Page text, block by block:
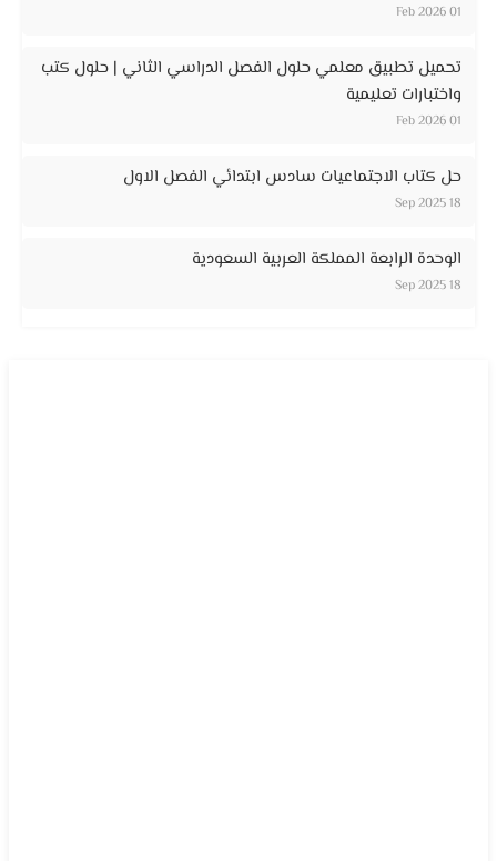
01 Feb 2026
تحميل تطبيق معلمي حلول الفصل الدراسي الثاني | حلول كتب
واختبارات تعليمية
01 Feb 2026
حل كتاب الاجتماعيات سادس ابتدائي الفصل الاول
18 Sep 2025
الوحدة الرابعة المملكة العربية السعودية
18 Sep 2025